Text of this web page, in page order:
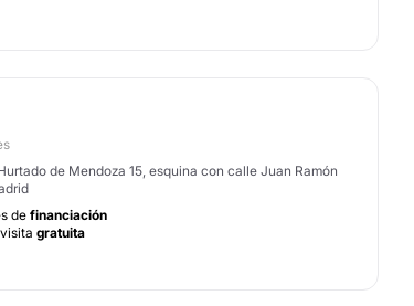
de Mendoza 15, esquina con calle Juan Ramón
definanciación
gratuita